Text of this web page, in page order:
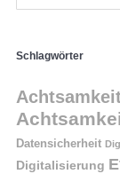
Schlagwörter
Datensicherheit
Digitalisierung